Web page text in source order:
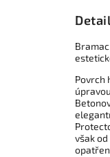
Povrch
však